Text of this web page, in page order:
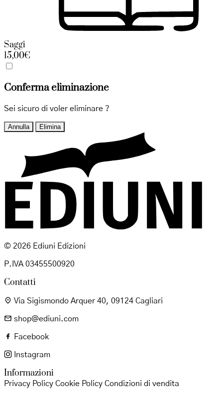
Saggi
15,00€
Conferma eliminazione
Sei sicuro di voler eliminare ?
Annulla Elimina
© 2026 Ediuni Edizioni
P.IVA 03455500920
Contatti
Via Sigismondo Arquer 40, 09124 Cagliari
shop@ediuni.com
Facebook
Instagram
Informazioni
Privacy Policy Cookie Policy Condizioni di vendita